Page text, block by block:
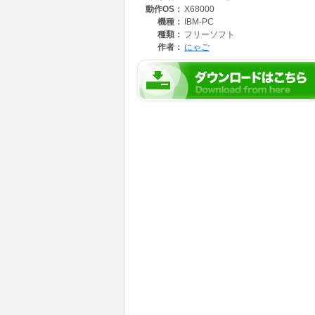
4)1.5画面ファイラー(メインとサブの二つの
5)コンフィグファイルを作成する必要がない
6)グラフィック画面を半分の明るさで表示し
外あり)グラフィックを扱うのに便利
8)128ヶの登録されたプログラムを一発で起動
9)128ヶの登録されたパス名(ファイル名含む)
動作OS： X68000
機種：
IBM-PC
種類： フリーソフト
作者： にゃご